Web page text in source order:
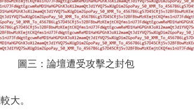
圖三：論壇遭受攻擊之封包
大。